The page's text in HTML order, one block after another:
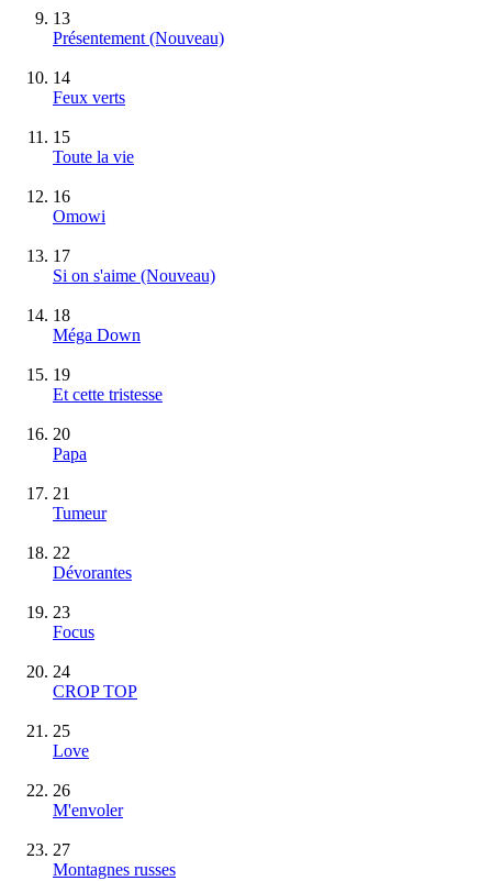
13
Présentement (Nouveau)
14
Feux verts
15
Toute la vie
16
Omowi
17
Si on s'aime (Nouveau)
18
Méga Down
19
Et cette tristesse
20
Papa
21
Tumeur
22
Dévorantes
23
Focus
24
CROP TOP
25
Love
26
M'envoler
27
Montagnes russes